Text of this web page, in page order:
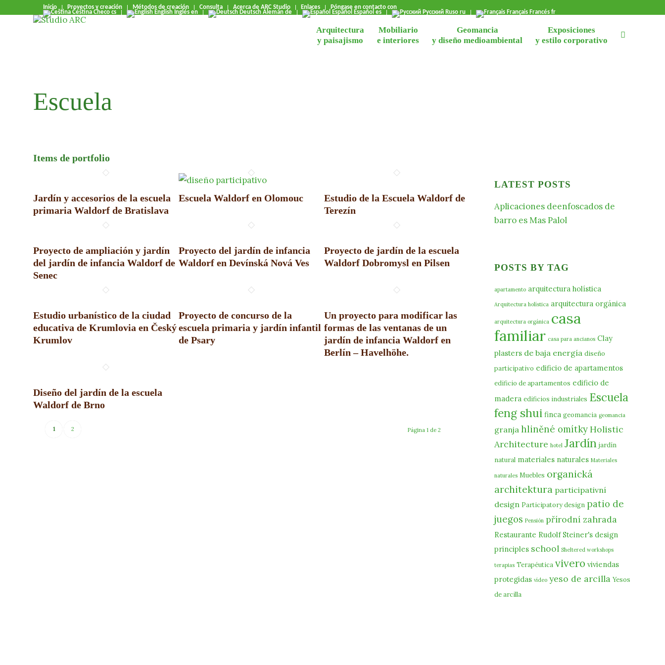
Inicio Proyectos y creación Métodos de creación Consulta Acerca de ARC Studio Enlaces Póngase en contacto con
Čeština Checo cs English Inglés en Deutsch Alemán de Español Español es Русский Ruso ru Français Francés fr
Arquitectura
y paisajismo
Mobiliario
e interiores
Geomancia
y diseño medioambiental
Exposiciones
y estilo corporativo
Escuela
Items de portfolio
Jardín y accesorios de la escuela
primaria Waldorf de Bratislava
Escuela Waldorf en Olomouc
Estudio de la Escuela Waldorf de
Terezín
Proyecto de ampliación y jardín
del jardín de infancia Waldorf de
Senec
Proyecto del jardín de infancia
Waldorf en Devínská Nová Ves
Proyecto de jardín de la escuela
Waldorf Dobromysl en Pilsen
Estudio urbanístico de la ciudad
educativa de Krumlovia en Český
Krumlov
Proyecto de concurso de la
escuela primaria y jardín infantil
de Psary
Un proyecto para modificar las
formas de las ventanas de un
jardín de infancia Waldorf en
Berlín – Havelhöhe.
Diseño del jardín de la escuela
Waldorf de Brno
Página 1 de 2
1 2
LATEST POSTS
Aplicaciones deenfoscados de
barro es Mas Palol
POSTS BY TAG
apartamento arquitectura holística
Arquitectura holística arquitectura orgánica
arquitectura orgánica casa
familiar casa para ancianos Clay
plasters de baja energía diseño
participativo edificio de apartamentos
edificio de apartamentos edificio de
madera edificios industriales Escuela
feng shui finca geomancia geomancia
granja hliněné omítkyHolistic
Architecture hotel Jardín jardín
natural materiales naturales Materiales
naturales Muebles organická
architektura participativní
design Participatory design patio de
juegos Pensión přírodní zahrada
Restaurante Rudolf Steiner's design
principles school Sheltered workshops
terapias Terapéutica vivero viviendas
protegidas vídeo yeso de arcilla Yesos
de arcilla